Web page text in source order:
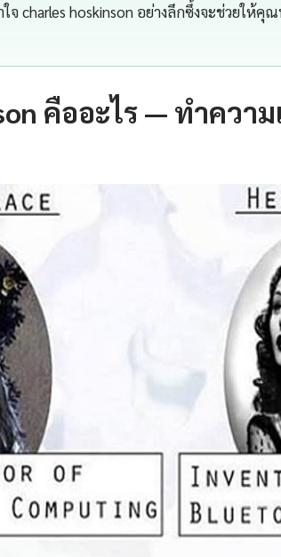
จ charles hoskinson อย่างลึกซึ้งจะช่วยให้คุ
คืออะไร — ทำความ